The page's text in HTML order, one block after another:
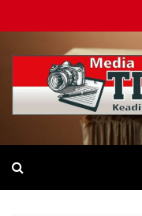
to
content
Tipikor-ri-
Keadilan Itu Wajib